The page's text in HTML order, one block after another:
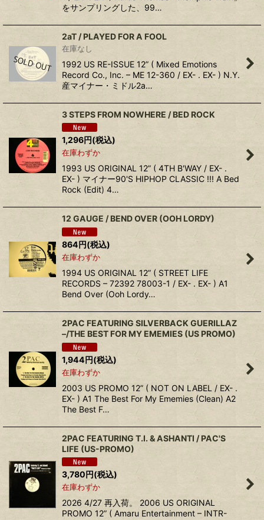
をサンプリングした、99…
2aT / PLAYED FOR A FOOL
在庫なし
1992 US RE-ISSUE 12” ( Mixed Emotions
Record Co., Inc. ‎– ME 12-360 / EX- . EX- ) N.Y.
産マイナー・ミドル2a…
3 STEPS FROM NOWHERE / BED ROCK
1,296円(税込)
在庫わずか
1993 US ORIGINAL 12” ( 4TH B'WAY / EX- .
EX- ) マイナー90'S HIPHOP CLASSIC !!! A Bed
Rock (Edit) 4…
12 GAUGE ‎/ BEND OVER (OOH LORDY)
864円(税込)
在庫わずか
1994 US ORIGINAL 12” ( STREET LIFE
RECORDS ‎– 72392 78003-1 / EX- . EX- ) A1
Bend Over (Ooh Lordy…
2PAC FEATURING SILVERBACK GUERILLAZ
‎–/THE BEST FOR MY EMEMIES (US PROMO)
1,944円(税込)
在庫わずか
2003 US PROMO 12” ( NOT ON LABEL / EX- .
EX- ) A1 The Best For My Ememies (Clean) A2
The Best F…
2PAC FEATURING T.I. & ASHANTI ‎/ PAC'S
LIFE (US-PROMO)
3,780 円(税込)
在庫わずか
2026 4/27 再入荷。 2006 US ORIGINAL
PROMO 12” ( Amaru Entertainment – INTR-